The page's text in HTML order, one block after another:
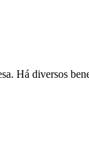
Há diversos